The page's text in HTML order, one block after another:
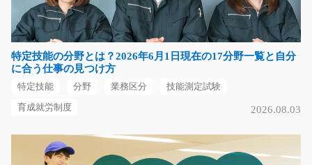
部品の加工・組立作…
長期（3ヶ月以上）
時給1,300円
長野県千曲市
気になる
溶接業務と出荷準備のお仕事/t06_00295
特定技能の分野とは？2026年6月1日現在の17分野一覧と自分
に合う仕事の見つけ方
特定技能 分野 業務区分 技能測定試験
育成就労制度 2026.08.03